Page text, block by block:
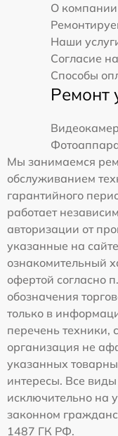
О компании
Наши
Согласие
Способы
Ремонт
Видеокамер
Мы занимаемся
обслуживанием
гарантийного
работает
авторизации от
указанные на
ознакомительный
офертой согласно
обозначения
только в
перечень техники,
организация не
указанных
интересы. Все
исключительно на
законном
1487 ГК РФ.